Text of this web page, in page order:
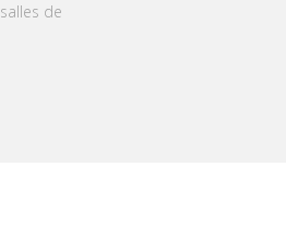
de pâtissière.